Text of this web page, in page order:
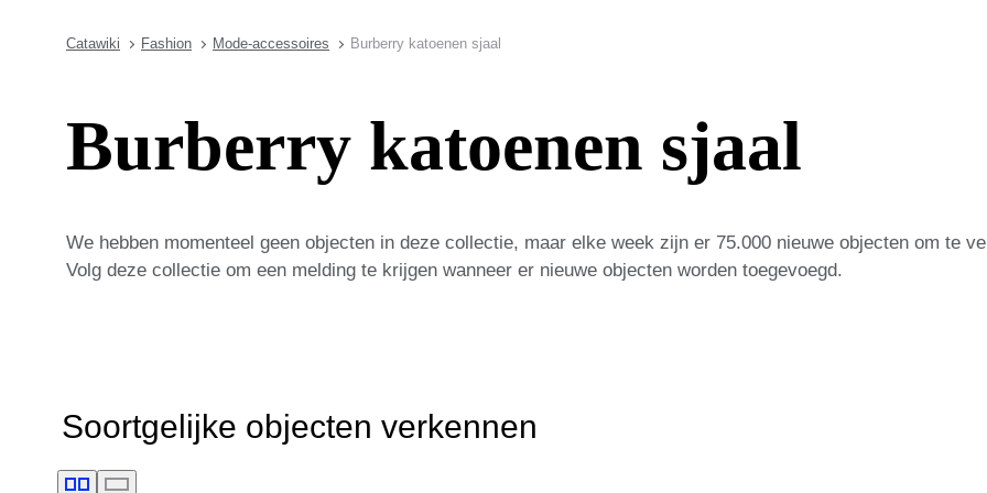
Catawiki Fashion Mode-accessoires Burberry katoenen sjaal
Burberry katoenen sjaal
We hebben momenteel geen objecten in deze collectie, maar elke week zijn er 75.000 nieuwe objecten om te
Volg deze collectie om een melding te krijgen wanneer er nieuwe objecten worden toegevoegd.
Soortgelijke objecten verkennen